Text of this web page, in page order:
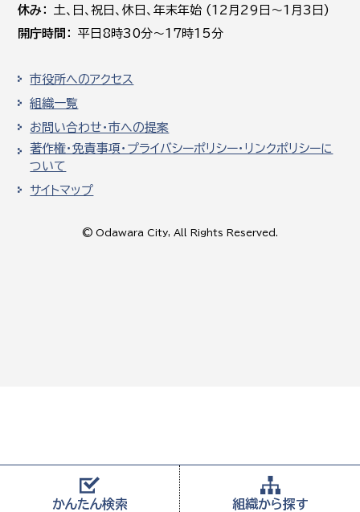
かんたん検索 組織から探す
休み
土､日､祝日、休日、年末年始 (12月29日～1月3日)
開庁時間
平日8時30分～17時15分
市役所へのアクセス
組織一覧
お問い合わせ・市への提案
著作権・免責事項・プライバシーポリシー・リンクポリシーに
ついて
サイトマップ
© Odawara City, All Rights Reserved.